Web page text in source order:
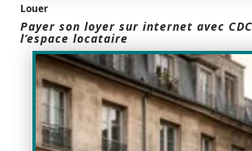
Louer
Payer son loyer sur internet avec
l’espace locataire